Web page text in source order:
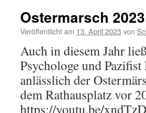
Ostermarsch
Veröffentlicht am 13. April 2023 von
Auch in diesem Jahr
Psychologe und
anlässlich der
dem Rathausplatz vor
https://youtu.be/